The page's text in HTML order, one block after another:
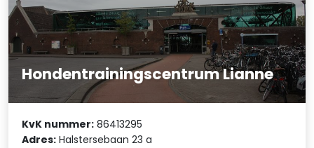
Hondentrainingscentrum Lianne
KvK nummer: 86413295
Adres: Halstersebaan 23 a